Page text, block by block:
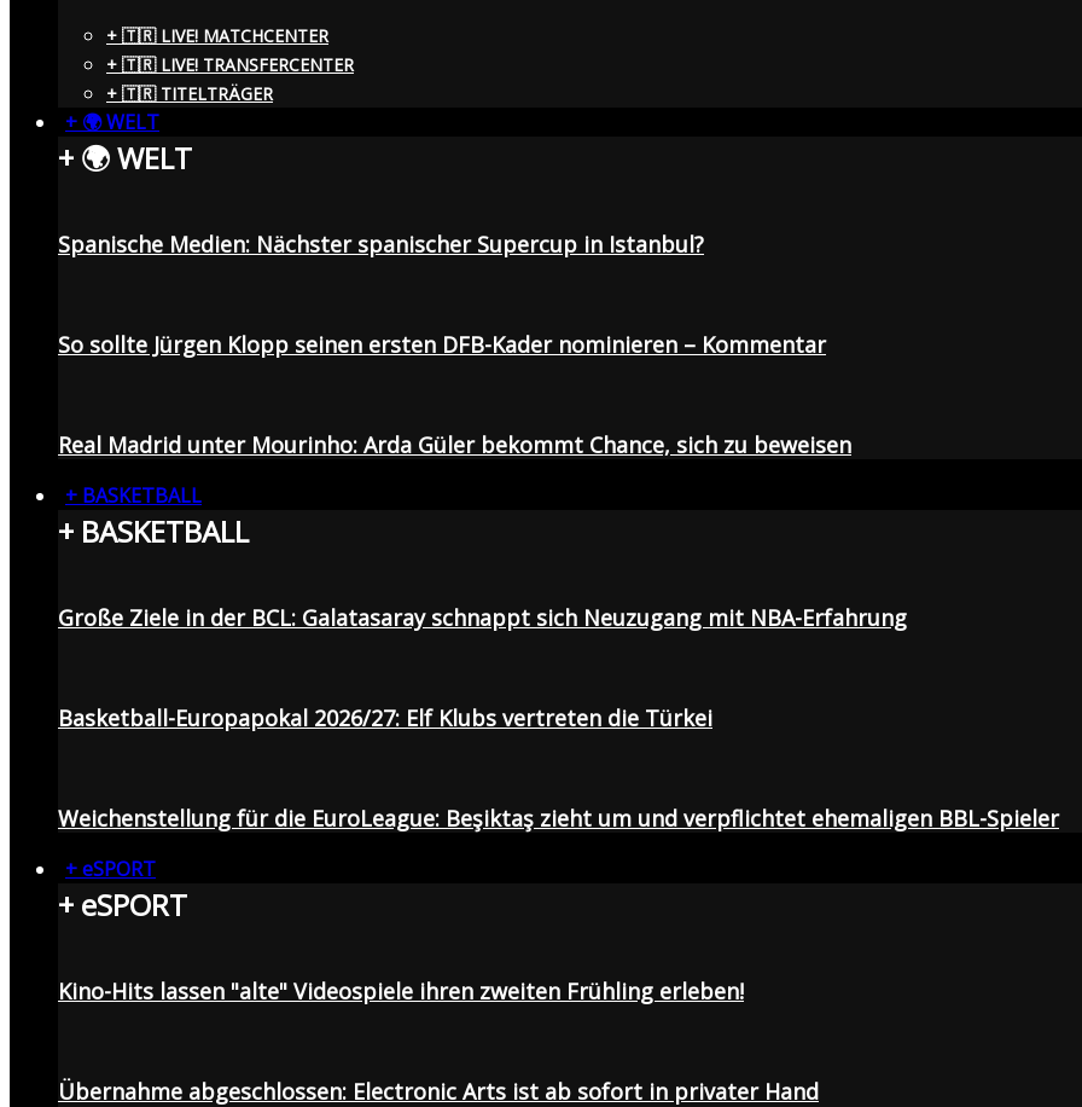
+ 🇹🇷 LIVE! MATCHCENTER
+ 🇹🇷 LIVE! TRANSFERCENTER
+ 🇹🇷 TITELTRÄGER
+ 🌍 WELT
+ 🌍 WELT
Spanische Medien: Nächster spanischer Supercup in Istanbul?
So sollte Jürgen Klopp seinen ersten DFB-Kader nominieren – Kommentar
Real Madrid unter Mourinho: Arda Güler bekommt Chance, sich zu beweisen
+ BASKETBALL
+ BASKETBALL
Große Ziele in der BCL: Galatasaray schnappt sich Neuzugang mit NBA-Erfahrung
Basketball-Europapokal 2026/27: Elf Klubs vertreten die Türkei
Weichenstellung für die EuroLeague: Beşiktaş zieht um und verpflichtet ehemaligen BBL-Spieler
+ eSPORT
+ eSPORT
Kino-Hits lassen "alte" Videospiele ihren zweiten Frühling erleben!
Übernahme abgeschlossen: Electronic Arts ist ab sofort in privater Hand